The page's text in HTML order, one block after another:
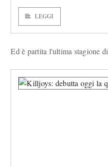
LEGGI
Ed è partita l'ultima stagione di